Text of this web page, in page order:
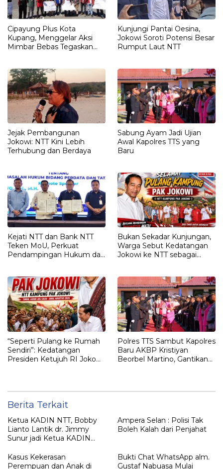
Cipayung Plus Kota
Kupang, Menggelar Aksi
Mimbar Bebas Tegaskan
Kepada JOKO WIDODO
Kunjungi Pantai Oesina,
Jokowi Soroti Potensi Besar
Rumput Laut NTT
Jejak Pembangunan
Jokowi: NTT Kini Lebih
Terhubung dan Berdaya
Sabung Ayam Jadi Ujian
Awal Kapolres TTS yang
Baru
Kejati NTT dan Bank NTT
Teken MoU, Perkuat
Pendampingan Hukum dan
Bukan Sekadar Kunjungan,
Warga Sebut Kedatangan
Jokowi ke NTT sebagai
“Seperti Pulang ke Rumah
Sendiri”: Kedatangan
Presiden Ketujuh RI Joko
Polres TTS Sambut Kapolres
Baru AKBP Kristiyan
Beorbel Martino, Gantikan
Berita Terkait
Ketua KADIN NTT, Bobby
Lianto Lantik dr. Jimmy
Sunur jadi Ketua KADIN
Ampera Selan : Polisi Tak
Boleh Kalah dari Penjahat
Kasus Kekerasan
Perempuan dan Anak di
Bukti Chat WhatsApp alm.
Gustaf Nabuasa Mulai